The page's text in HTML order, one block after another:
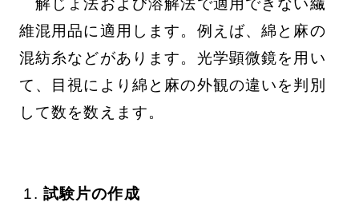
解じょ法および溶解法で適用できない繊
維混用品に適用します。例えば、綿と麻の
混紡糸などがあります。光学顕微鏡を用い
て、目視により綿と麻の外観の違いを判別
して数を数えます。
試験片の作成